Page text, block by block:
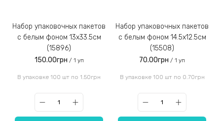
Набор упаковочных пакетов
с белым фоном 13х33.5см
(15896)
150.00грн / 1 уп
В упаковке 100 шт по 1.50грн
Набор упаковочных пакетов
с белым фоном 14.5x12.5см
(15508)
70.00грн / 1 уп
В упаковке 100 шт по 0.70грн